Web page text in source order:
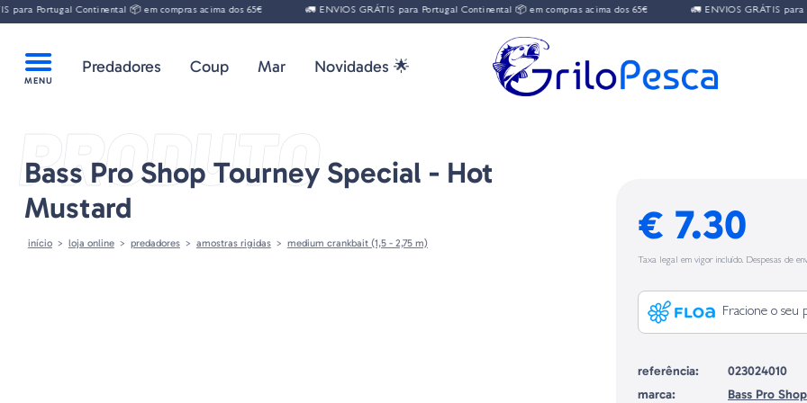
Portugal Continental 📦 em compras acima dos 65€ 🚛 ENVIOS GRÁTIS para Portugal Continental 📦 em compras acima dos 65€ 🚛 ENVIOS GRÁTIS para
Predadores Coup Mar Novidades 🌟
PRODUTO
Bass Pro Shop Tourney Special - Hot
Mustard
início loja online predadores amostras rigidas medium crankbait (1,5 - 2,75 m) € 7.30
Taxa legal em vigor incluído. Despesas de
Fracione o
referência:
023024010
marca:
Bass Pro Shop